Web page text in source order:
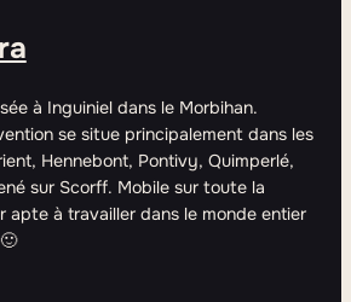
à Inguiniel dans le Morbihan.
se situe principalement dans les
Hennebont, Pontivy, Quimperlé,
sur Scorff. Mobile sur toute la
apte à travailler dans le monde entier